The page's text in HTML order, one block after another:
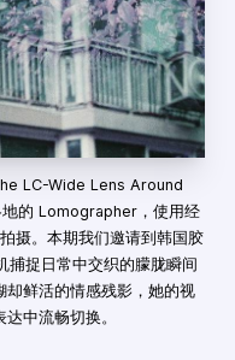
LC-Wide Lens Around
的 Lomographer，使用经
摄。本期我们邀请到韩国胶
捕捉日常中交织的朦胧瞬间
却鲜活的情感残影，她的视
中流畅切换。